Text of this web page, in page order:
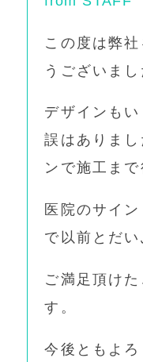
この度は弊
うございまし
デザインも
誤はありま
ンで施工まで
医院のサイ
で以前とだい
ご満足頂け
す。
今後ともよろ